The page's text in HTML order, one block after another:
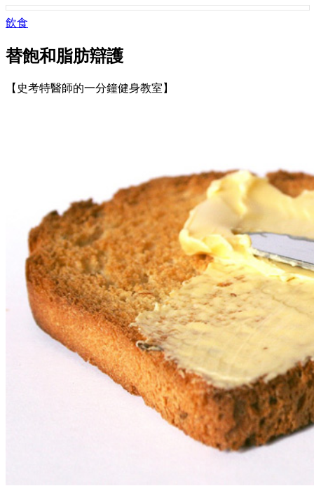
飲食
替飽和脂肪辯護
【史考特醫師的一分鐘健身教室】